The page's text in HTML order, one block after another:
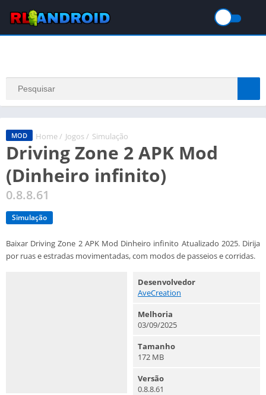
MOD Home / Jogos / Simulação
Driving Zone 2 APK Mod
(Dinheiro infinito)
0.8.8.61
Simulação
Baixar Driving Zone 2 APK Mod Dinheiro infinito Atualizado 2025. Dirija
por ruas e estradas movimentadas, com modos de passeios e corridas.
Desenvolvedor
AveCreation
Melhoria
03/09/2025
Tamanho
172 MB
Versão
0.8.8.61